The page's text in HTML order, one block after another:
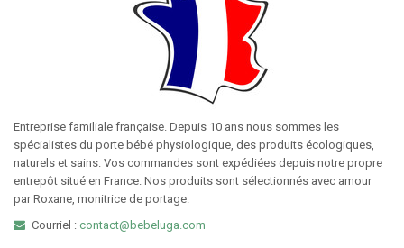
Entreprise familiale française. Depuis 10 ans nous sommes les
spécialistes du porte bébé physiologique, des produits écologiques,
naturels et sains. Vos commandes sont expédiées depuis notre propre
entrepôt situé en France. Nos produits sont sélectionnés avec amour
par Roxane, monitrice de portage.
Courriel : contact@bebeluga.com